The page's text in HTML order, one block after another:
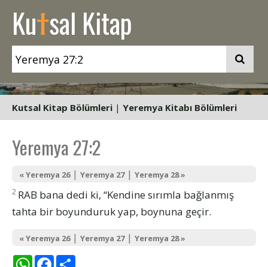
Kutsal Kitap
Kutsal Kitap Bölümleri | Yeremya Kitabı Bölümleri
Yeremya 27:2
« Yeremya 26| Yeremya 27| Yeremya 28 »
2 RAB bana dedi ki, “Kendine sırımla bağlanmış
tahta bir boyunduruk yap, boynuna geçir.
« Yeremya 26| Yeremya 27| Yeremya 28 »
WhatsAppFacebook